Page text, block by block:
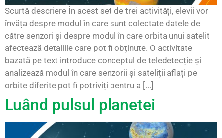
Scurtă descriere În acest set de trei activități, elevii vor
învăța despre modul în care sunt colectate datele de
către senzori și despre modul în care orbita unui satelit
afectează detaliile care pot fi obținute. O activitate
bazată pe text introduce conceptul de teledetecție și
analizează modul în care senzorii și sateliții aflați pe
orbite diferite pot fi potriviți pentru a [...]
Luând pulsul planetei